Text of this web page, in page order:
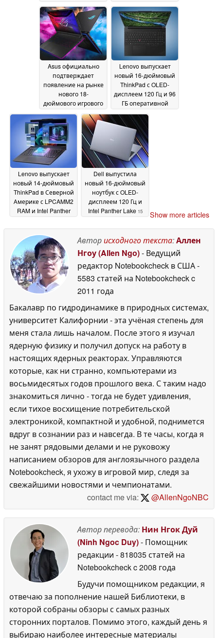
16 May 2026
May 2026
Asus официально
подтверждает
появление на рынке
нового 18-
дюймового игрового
увеличенной
производительностью
320 Вт и 4K Mini LED
дисплеем
16 May 2026
Lenovo выпускает
новый 16-дюймовый
ThinkPad с OLED-
дисплеем 120 Гц и 96
ГБ оперативной
May 2026
Lenovo выпускает
новый 14-дюймовый
ThinkPad в Северной
Америке с LPCAMM2
RAM и Intel Panther
Dell выпустила
новый 16-дюймовый
ноутбук с OLED-
дисплеем 120 Гц и
Intel Panther Lake 15
Show more articles
Авторисходного текста:Аллен
Нгоу (Allen Ngo)- Ведущий
редактор Notebookcheck в США-
5583 статей на Notebookcheckc
2011 года
Бакалавр по гидродинамике в природных системах,
университет Калифорнии - эта учёная степень для
меня стала лишь началом. После этого я изучал
ядерную физику и получил допуск на работу в
настоящих ядерных реакторах. Управляются
которые, как ни странно, компьютерами из
восьмидесятых годов прошлого века. С таким надо
знакомиться лично - тогда не будет удивления,
если тихое восхищение потребительской
электроникой, компактной и удобной, поднимется
вдруг в сознании раз и навсегда. В те часы, когда я
не занят рядовыми делами и не руковожу
написанием обзоров для англоязычного раздела
Notebookcheck, я ухожу в игровой мир, следя за
свежайшими новостями и чемпионатами.
contact me via:
@AllenNgoNBC
Автор перевода: Нин Нгок Дуй
(Ninh Ngoc Duy)- Помощник
редакции - 818035 статей на
Notebookcheckc 2008 года
Будучи помощником редакции, я
отвечаю за пополнение нашей Библиотеки, в
которой собраны обзоры с самых разных
сторонних порталов. Помимо этого, каждый день я
выбираю наиболее интересные материалы